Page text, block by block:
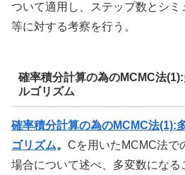
ついて適用し、ステップ数とシ
等に対する考察を行う。
確率積分計算の為のMCMC法
ルゴリズム
確率積分計算の為のMCMC法(1):
ゴリズム。 Cを用いたMCMC法で
場合について述べ、多変数にな